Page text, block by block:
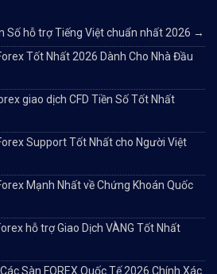
Số hỗ trợ Tiếng Việt chuẩn nhất 2026 →
Tốt Nhất 2026 Dành Cho Nhà Đầu
giao dịch CFD Tiền Số Tốt Nhất
Support Tốt Nhất cho Người Việt
Mạnh Nhất về Chứng Khoán Quốc
hỗ trợ Giao Dịch VÀNG Tốt Nhất
Sàn FOREX Quốc Tế 2026 Chính Xác